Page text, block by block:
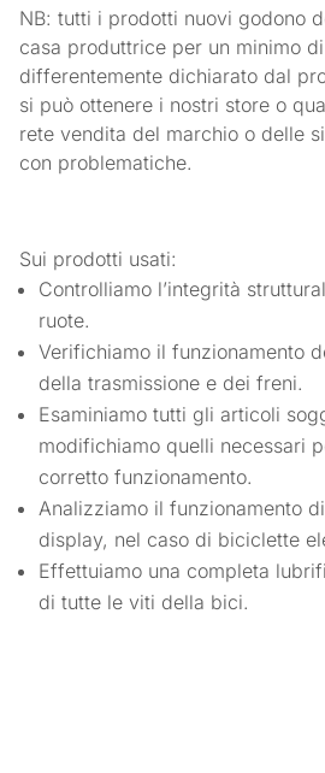
NB: tutti i prodotti nuovi godono
casa produttrice per un minimo
differentemente dichiarato dal
si può ottenere i nostri store o
rete vendita del marchio o delle
con problematiche.
Sui prodotti usati:
Controlliamo l’integrità
ruote.
Verifichiamo il funzionamento
della trasmissione e dei freni.
Esaminiamo tutti gli articoli
modifichiamo quelli necessari
corretto funzionamento.
Analizziamo il funzionamento
display, nel caso di biciclette
Effettuiamo una completa
di tutte le viti della bici.